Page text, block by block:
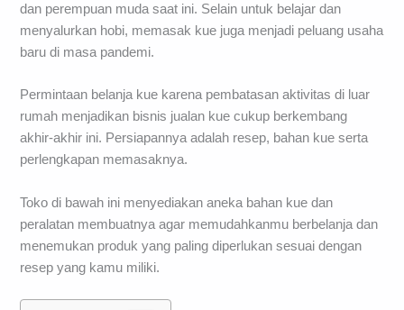
dan perempuan muda saat ini. Selain untuk belajar dan
menyalurkan hobi, memasak kue juga menjadi peluang usaha
baru di masa pandemi.
Permintaan belanja kue karena pembatasan aktivitas di luar
rumah menjadikan bisnis jualan kue cukup berkembang
akhir-akhir ini. Persiapannya adalah resep, bahan kue serta
perlengkapan memasaknya.
Toko di bawah ini menyediakan aneka bahan kue dan
peralatan membuatnya agar memudahkanmu berbelanja dan
menemukan produk yang paling diperlukan sesuai dengan
resep yang kamu miliki.